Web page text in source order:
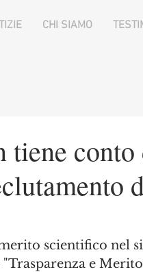
CHI SIAMO
tiene conto
scientifico nel
e